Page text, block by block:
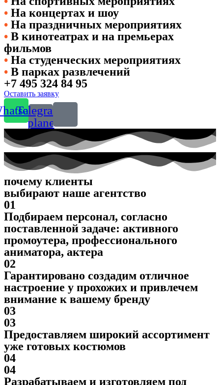
• На концертах и шоу
• На праздничных мероприятиях
• В кинотеатрах и на премьерах
фильмов
• На студенческих мероприятиях
• В парках развлечений
+7 495 324 84 95
Оставить заявку
Telegram-
plane
почему клиенты
выбирают наше агентство
01
Подбираем персонал, согласно
поставленной задаче: активного
промоутера, профессионального
аниматора, актера
02
Гарантировано создадим отличное
настроение у прохожих и привлечем
внимание к вашему бренду
03
03
Предоставляем широкий ассортимент
уже готовых костюмов
04
04
Разрабатываем и изготовляем под